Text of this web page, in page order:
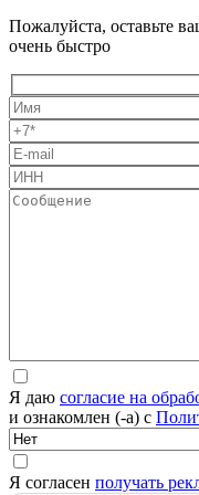
Пожалуйста, оставьте
очень быстро
Я даю согласие на
и ознакомлен (-а) с
Я согласен получать